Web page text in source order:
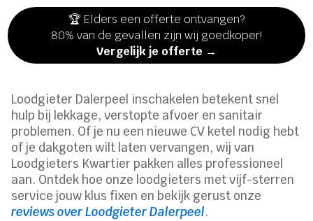
🏆 Elders een offerte ontvangen?
80% van de gevallen zijn wij goedkoper!
Vergelijk je offerte →
Loodgieter Dalerpeel inschakelen betekent snel
hulp bij lekkage, verstopte afvoer en sanitair
problemen. Of je nu een nieuwe CV ketel nodig hebt
of je dakgoten wilt laten vervangen, wij van
Loodgieters Kwartier pakken alles professioneel
aan. Ontdek hoe onze loodgieters met vijf-sterren
service jouw klus fixen en bekijk gerust onze
reviews over Loodgieter Dalerpeel.